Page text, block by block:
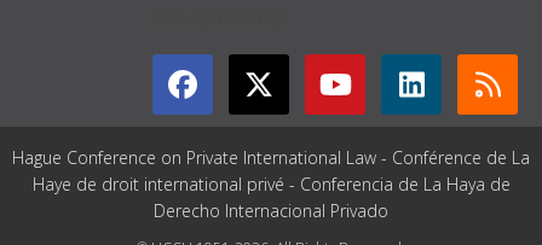
Hague Conference on Private International Law - Conférence de La
Haye de droit international privé - Conferencia de La Haya de
Derecho Internacional Privado